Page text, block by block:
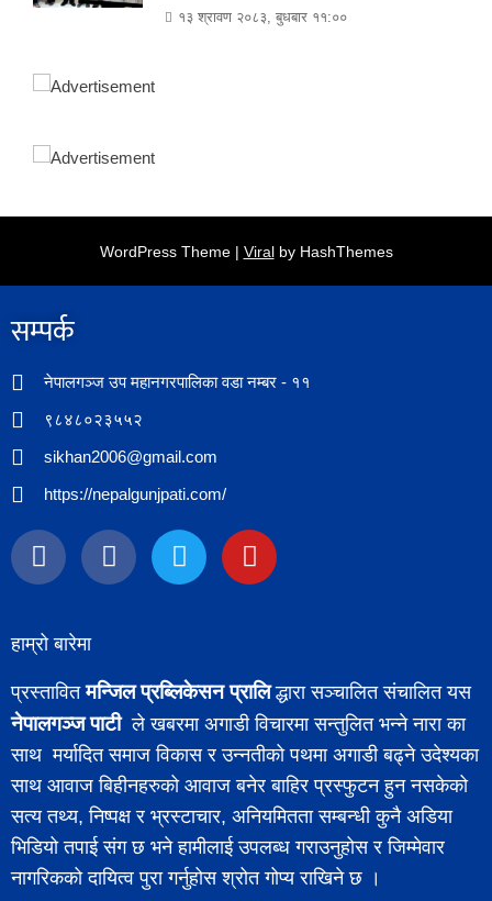
१३ श्रावण २०८३, बुधबार ११:००
WordPress Theme | Viralby HashThemes
सम्पर्क​
नेपालगञ्ज उप महानगरपालिका वडा नम्बर - ११
९८४८०२३५५२
sikhan2006@gmail.com
https://nepalgunjpati.com/
हाम्रो बारेमा
प्रस्तावितमन्जिल प्रब्लिकेसन प्रालिद्धारा सञ्चालित संचालित यस
नेपालगञ्ज पाटीले खबरमा अगाडी विचारमा सन्तुलित भन्ने नारा का
साथ मर्यादित समाज विकास र उन्नतीको पथमा अगाडी बढ्ने उदेश्यका
साथ आवाज बिहीनहरुको आवाज बनेर बाहिर प्रस्फुटन हुन नसकेको
सत्य तथ्य, निष्पक्ष र भ्रस्टाचार, अनियमितता सम्बन्धी कुनै अडिया
भिडियो तपाई संग छ भने हामीलाई उपलब्ध गराउनुहोस र जिम्मेवार
नागरिकको दायित्व पुरा गर्नुहोस श्रोत गोप्य राखिने छ ।